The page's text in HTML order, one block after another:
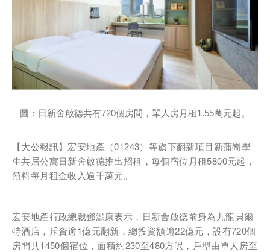
名*
身份
電郵*
圖：日新舍啟德共有720個房間，單人房月租1.55萬元起。
【大公報訊】宏安地產（01243）等旗下翻新項目新蒲崗學
生共居公寓日新舍啟德推出招租，每個宿位月租5800元起，
預料每月租金收入逾千萬元。
宏安地產行政總裁鄧灝康表示，日新舍啟德前身為九龍貝爾
特酒店，斥資逾1億元翻新，總投資額逾22億元，設有720個
房間共1450個宿位，面積約230至480方呎，戶型由單人房至